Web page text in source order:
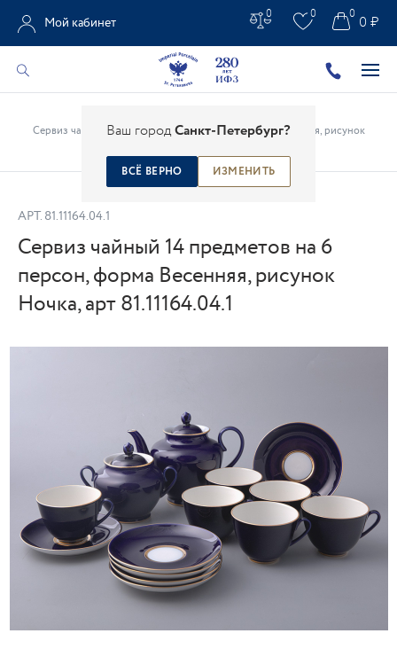
Ваш городСанкт-Петербург?
ВСЁ ВЕРНО ИЗМЕНИТЬ
Мой кабинет
0 0 0 ₽
0
Сервиз чайный 14 предметов на 6 персон, форма Весенняя, рисунок
АРТ. 81.11164.04.1
Сервиз чайный 14 предметов на 6
персон, форма Весенняя, рисунок
Ночка, арт 81.11164.04.1